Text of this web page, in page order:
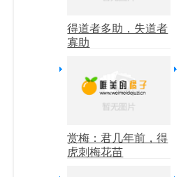
得道者多助，失道者
寡助
赏梅：君几年前，得
虎刺梅花苗